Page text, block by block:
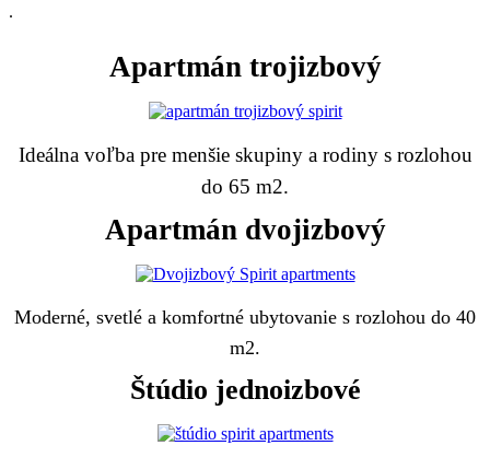
.
Apartmán trojizbový
Ideálna voľba pre menšie skupiny a rodiny s rozlohou
do 65 m2.
Apartmán dvojizbový
Moderné, svetlé a komfortné ubytovanie s rozlohou do 40
m2.
Štúdio jednoizbové